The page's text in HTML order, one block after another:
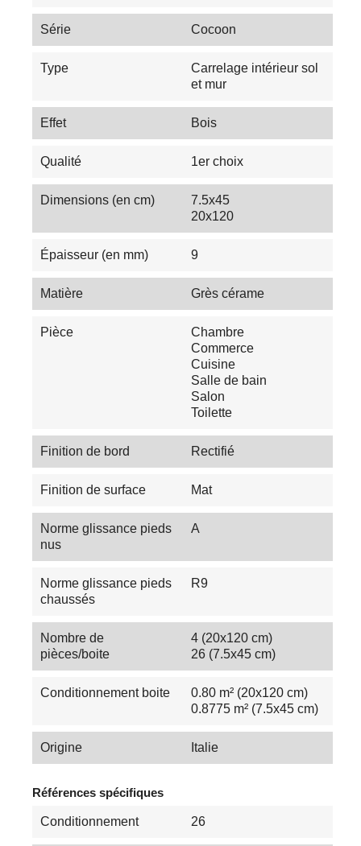
Série Cocoon
Type
Carrelage intérieur sol
et mur
Effet Bois
Qualité 1er choix
Dimensions (en cm)
7.5x45
20x120
Épaisseur (en mm) 9
Matière Grès cérame
Pièce
Chambre
Commerce
Cuisine
Salle de bain
Salon
Toilette
Finition de bord Rectifié
Finition de surface Mat
Norme glissance pieds
nus
A
Norme glissance pieds
chaussés
R9
Nombre de
pièces/boite
4 (20x120 cm)
26 (7.5x45 cm)
Conditionnement boite
0.80 m² (20x120 cm)
0.8775 m² (7.5x45 cm)
Origine Italie
Références spécifiques
Conditionnement 26